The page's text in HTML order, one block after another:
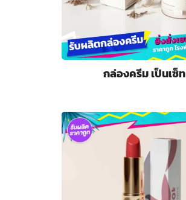
กล่องครีม เป็นเซ็ท